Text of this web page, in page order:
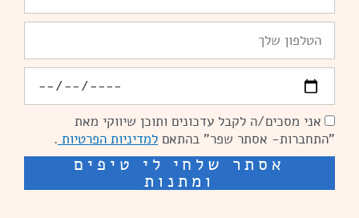
הסכמהאני מסכים/ה לקבל עדכונים ותוכן שיווקי מאת
"התחברות- אסתר שפר" בהתאם למדיניות הפרטיות .
אסתר שלחי לי טיפים
ומתנות